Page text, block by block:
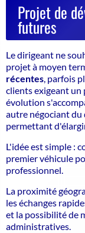
Projet de
futures
Le dirigeant ne
projet à moyen
récentes, parfois
clients exigeant un
évolution
autre négociant du
permettant
L'idée est simple :
premier véhicule
professionnel.
La proximité
les échanges
et la possibilité de
administratives.